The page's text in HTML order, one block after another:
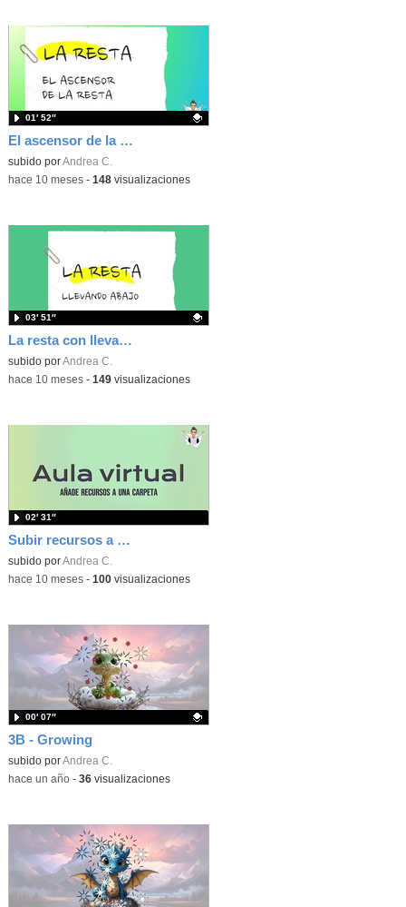
El ascensor de la resta
Contenido educativo.
subido porAndrea C.
01′ 52″
-hace 10 meses- 148visualizaciones
La resta con llevadas
Contenido educativo.
subido porAndrea C.
03′ 51″
-hace 10 meses- 149visualizaciones
Subir recursos a una carpeta en el Aula Virtual
subido porAndrea C.
02′ 31″
-hace 10 meses- 100visualizaciones
3B - Growing
Contenido educativo.
subido porAndrea C.
00′ 07″
-hace un año- 36visualizaciones